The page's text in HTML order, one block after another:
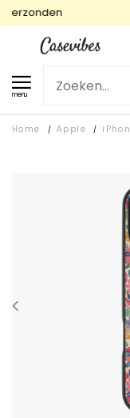
menu
Home / Apple /